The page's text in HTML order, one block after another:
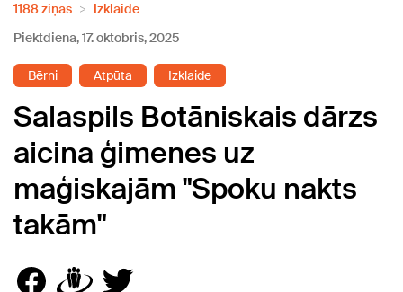
1188 ziņas
Izklaide
Piektdiena, 17. oktobris, 2025
Bērni Atpūta Izklaide
Salaspils Botāniskais dārzs
aicina ģimenes uz
maģiskajām "Spoku nakts
takām"